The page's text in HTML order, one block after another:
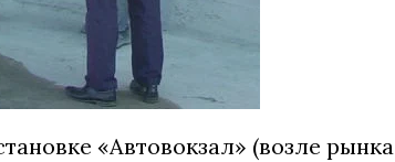
«Автовокзал» (возле рынка